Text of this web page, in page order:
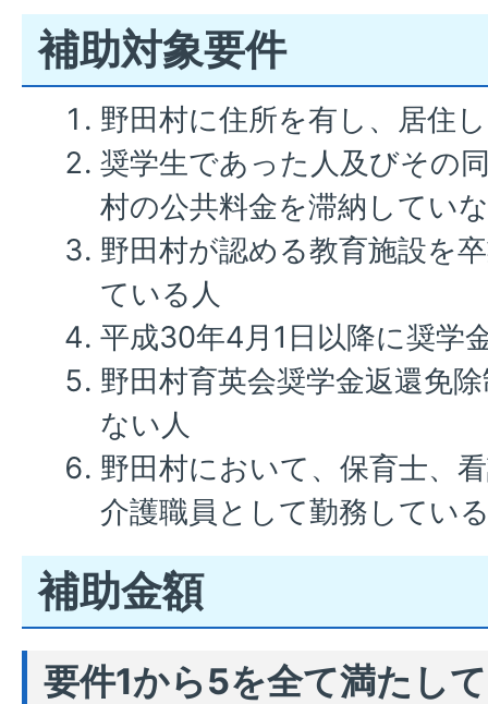
補助対象要件
野田村に住所を有し、居住
奨学生であった人及びその
村の公共料金を滞納してい
野田村が認める教育施設を
ている人
平成30年4月1日以降に奨学
野田村育英会奨学金返還免
ない人
野田村において、保育士、
介護職員として勤務してい
補助金額
要件1から5を全て満たし